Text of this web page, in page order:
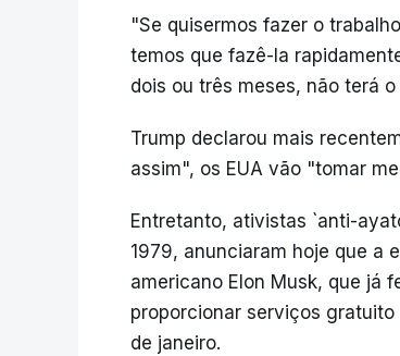
"Se quisermos fazer o
temos que fazê-la
dois ou três meses, não terá
Trump declarou mais
assim", os EUA vão "tomar
Entretanto, ativistas `anti-
1979, anunciaram hoje que a
americano Elon Musk, que já
proporcionar serviços
de janeiro.